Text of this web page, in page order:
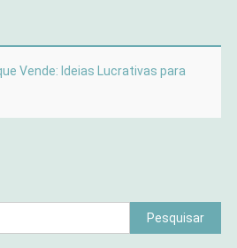
Vende: Ideias Lucrativas para
Pesquisar
por: